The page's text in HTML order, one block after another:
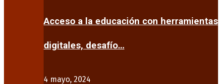
Acceso a la educación con herramientas
digitales, desafío…
4 mayo, 2024